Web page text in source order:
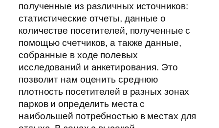
полученные из различных источников:
статистические отчеты, данные о
количестве посетителей, полученные с
помощью счетчиков, а также данные,
собранные в ходе полевых
исследований и анкетирования. Это
позволит нам оценить среднюю
плотность посетителей в разных зонах
парков и определить места с
наибольшей потребностью в местах для